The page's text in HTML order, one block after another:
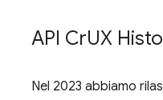
API CrUX
Nel 2023 abbiamo